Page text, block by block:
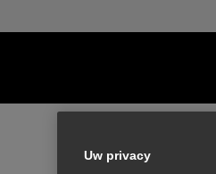
Uw privacy